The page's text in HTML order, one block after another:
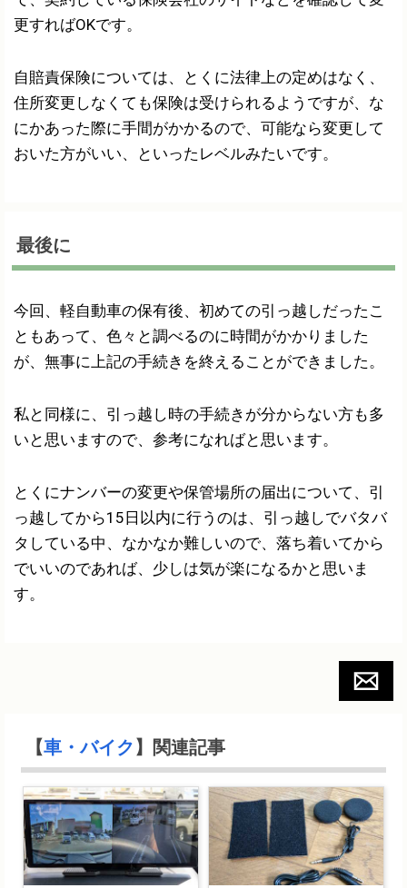
更すればOKです。
自賠責保険については、とくに法律上の定めはなく、
住所変更しなくても保険は受けられるようですが、な
にかあった際に手間がかかるので、可能なら変更して
おいた方がいい、といったレベルみたいです。
最後に
今回、軽自動車の保有後、初めての引っ越しだったこ
ともあって、色々と調べるのに時間がかかりました
が、無事に上記の手続きを終えることができました。
私と同様に、引っ越し時の手続きが分からない方も多
いと思いますので、参考になればと思います。
とくにナンバーの変更や保管場所の届出について、引
っ越してから15日以内に行うのは、引っ越しでバタバ
タしている中、なかなか難しいので、落ち着いてから
でいいのであれば、少しは気が楽になるかと思いま
す。
【車・バイク 】関連記事